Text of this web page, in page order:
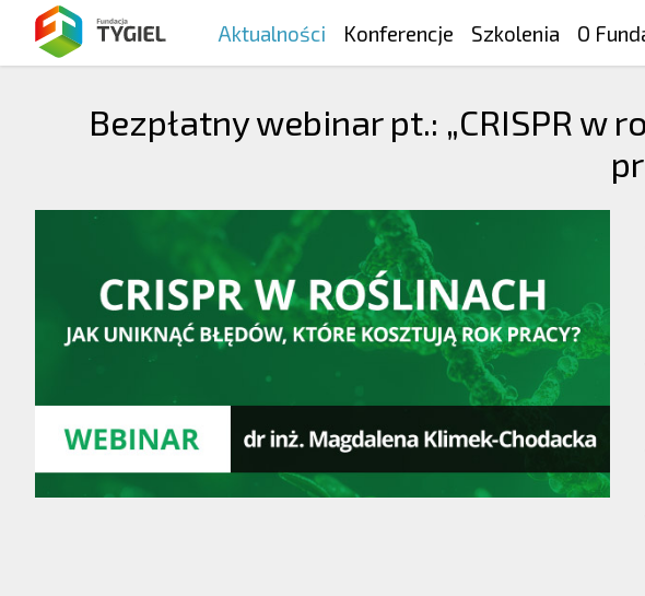
Aktualności Konferencje Szkolenia O
Bezpłatny webinar pt.: „CRISPR